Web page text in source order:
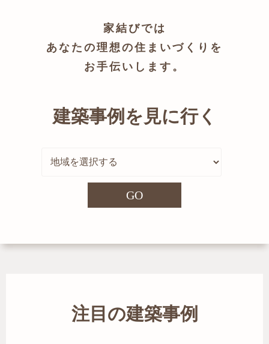
家結びでは
あなたの理想の住まいづくりを
お手伝いします。
建築事例を見に行く
GO
注目の建築事例